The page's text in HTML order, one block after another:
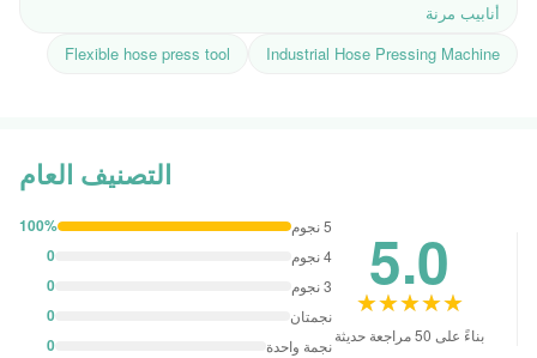
أنابيب مرنة
Industrial Hose Pressing Machine
Flexible hose press tool
التصنيف العام
5.0
★★★★★
★★★★★
بناءً على 50 مراجعة حديثة
5 نجوم 100%
4 نجوم 0
3 نجوم 0
نجمتان 0
نجمة واحدة 0